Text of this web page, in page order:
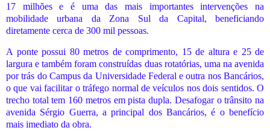
17 milhões e é uma das mais importantes intervenções na
mobilidade urbana da Zona Sul da Capital, beneficiando
diretamente cerca de 300 mil pessoas.
A ponte possui 80 metros de comprimento, 15 de altura e 25 de
largura e também foram construídas duas rotatórias, uma na avenida
por trás do Campus da Universidade Federal e outra nos Bancários,
o que vai facilitar o tráfego normal de veículos nos dois sentidos. O
trecho total tem 160 metros em pista dupla. Desafogar o trânsito na
avenida Sérgio Guerra, a principal dos Bancários, é o benefício
mais imediato da obra.